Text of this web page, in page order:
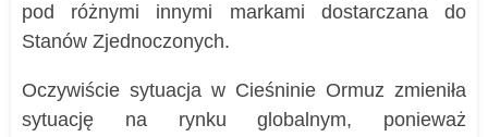
pod różnymi innymi markami dostarczana do
Stanów Zjednoczonych.
Oczywiście sytuacja w Cieśninie Ormuz zmieniła
sytuację na rynku globalnym, ponieważ